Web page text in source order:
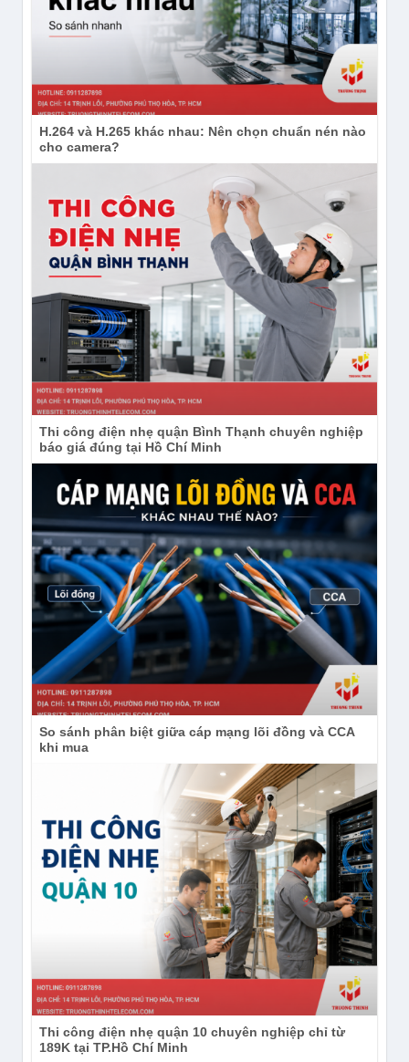
H.264 và H.265 khác nhau: Nên chọn chuẩn nén nào
cho camera?
Thi công điện nhẹ quận Bình Thạnh chuyên nghiệp
báo giá đúng tại Hồ Chí Minh
So sánh phân biệt giữa cáp mạng lõi đồng và CCA
khi mua
Thi công điện nhẹ quận 10 chuyên nghiệp chỉ từ
189K tại TP.Hồ Chí Minh